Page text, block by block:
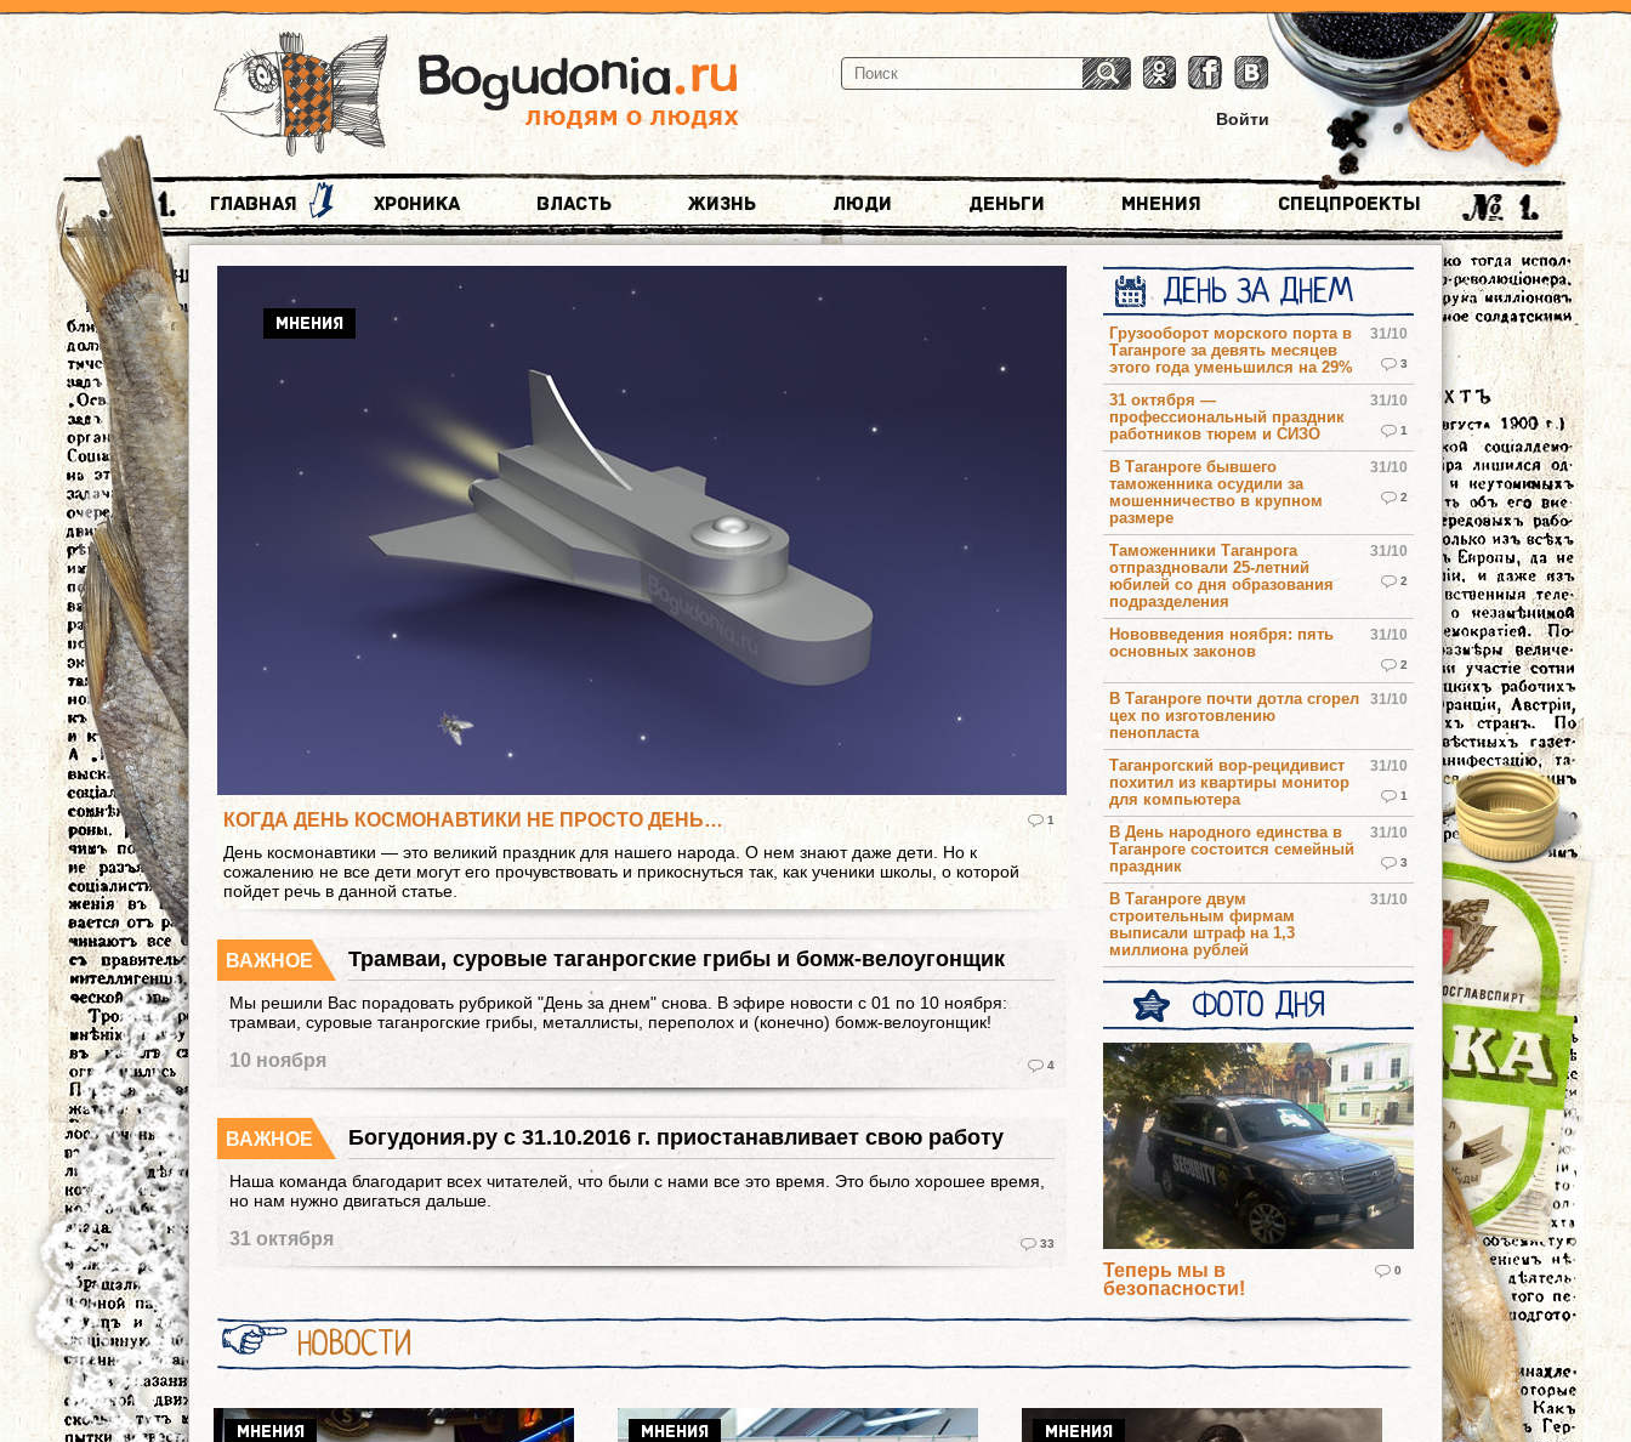
Войти
Главная Хроника Власть Жизнь Люди Деньги Мнения Спецпроекты
МНЕНИЯ
КОГДА ДЕНЬ КОСМОНАВТИКИ НЕ ПРОСТО ДЕНЬ… 1
День космонавтики — это великий праздник для нашего народа. О нем знают даже дети. Но к
сожалению не все дети могут его прочувствовать и прикоснуться так, как ученики школы, о которой
пойдет речь в данной статье.
ВАЖНОЕ Трамваи, суровые таганрогские грибы и бомж-велоугонщик
Мы решили Вас порадовать рубрикой "День за днем" снова. В эфире новости с 01 по 10 ноября:
трамваи, суровые таганрогские грибы, металлисты, переполох и (конечно) бомж-велоугонщик!
10 ноября 4
ВАЖНОЕ Богудония.ру с 31.10.2016 г. приостанавливает свою работу
Наша команда благодарит всех читателей, что были с нами все это время. Это было хорошее время,
но нам нужно двигаться дальше.
31 октября 33
ДЕНЬ ЗА ДНЕМ
31/10
3
Грузооборот морского порта в
Таганроге за девять месяцев
этого года уменьшился на 29%
31/10
1
31 октября —
профессиональный праздник
работников тюрем и СИЗО
31/10
2
В Таганроге бывшего
таможенника осудили за
мошенничество в крупном
размере
31/10
2
Таможенники Таганрога
отпраздновали 25-летний
юбилей со дня образования
подразделения
31/10
2
Нововведения ноября: пять
основных законов
31/10
В Таганроге почти дотла сгорел
цех по изготовлению
пенопласта
31/10
1
Таганрогский вор-рецидивист
похитил из квартиры монитор
для компьютера
31/10
3
В День народного единства в
Таганроге состоится семейный
праздник
31/10
В Таганроге двум
строительным фирмам
выписали штраф на 1,3
миллиона рублей
ФОТО ДНЯ
Теперь мы в
безопасности!
0
НОВОСТИ
МНЕНИЯ МНЕНИЯ МНЕНИЯ